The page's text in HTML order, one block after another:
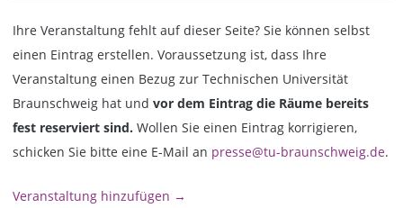
Ihre Veranstaltung fehlt auf dieser Seite? Sie können selbst
einen Eintrag erstellen. Voraussetzung ist, dass Ihre
Veranstaltung einen Bezug zur Technischen Universität
Braunschweig hat undvor dem Eintrag die Räume bereits
fest reserviert sind. Wollen Sie einen Eintrag korrigieren,
schicken Sie bitte eine E-Mail an presse@tu-braunschweig.de.
Veranstaltung hinzufügen →